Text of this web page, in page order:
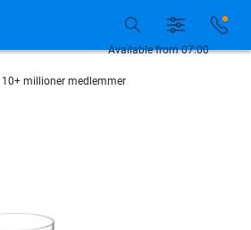
Tilgængelig 7 dage om ugen
10+ millioner medlemmer
10+ millioner medlemmer
Available from 07:00